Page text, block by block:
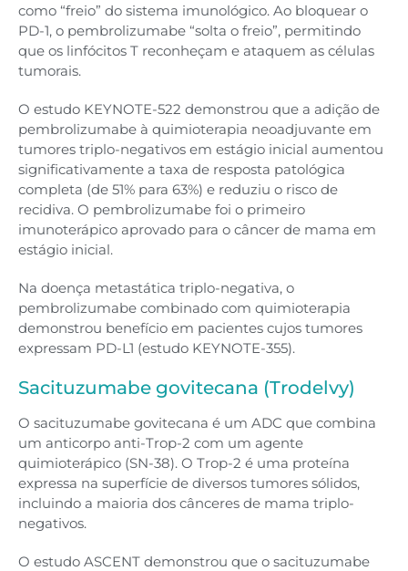
como “freio” do sistema imunológico. Ao bloquear o
PD-1, o pembrolizumabe “solta o freio”, permitindo
que os linfócitos T reconheçam e ataquem as células
tumorais.
O estudo KEYNOTE-522 demonstrou que a adição de
pembrolizumabe à quimioterapia neoadjuvante em
tumores triplo-negativos em estágio inicial aumentou
significativamente a taxa de resposta patológica
completa (de 51% para 63%) e reduziu o risco de
recidiva. O pembrolizumabe foi o primeiro
imunoterápico aprovado para o câncer de mama em
estágio inicial.
Na doença metastática triplo-negativa, o
pembrolizumabe combinado com quimioterapia
demonstrou benefício em pacientes cujos tumores
expressam PD-L1 (estudo KEYNOTE-355).
Sacituzumabe govitecana (Trodelvy)
O sacituzumabe govitecana é um ADC que combina
um anticorpo anti-Trop-2 com um agente
quimioterápico (SN-38). O Trop-2 é uma proteína
expressa na superfície de diversos tumores sólidos,
incluindo a maioria dos cânceres de mama triplo-
negativos.
O estudo ASCENT demonstrou que o sacituzumabe